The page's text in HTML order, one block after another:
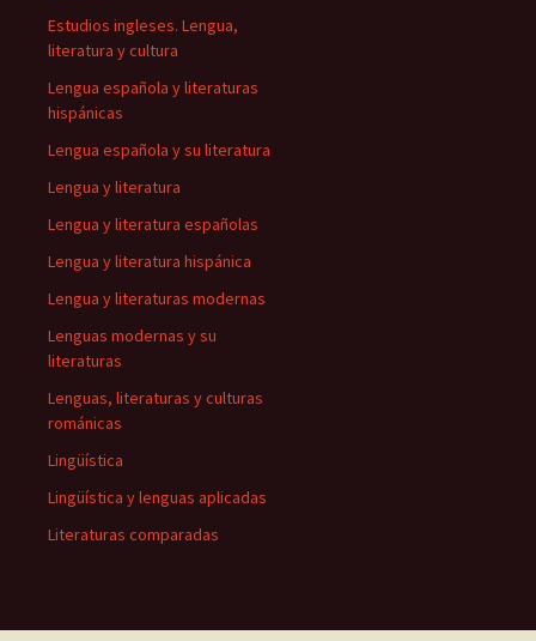
Estudios ingleses. Lengua,
literatura y cultura
Lengua española y literaturas
hispánicas
Lengua española y su literatura
Lengua y literatura
Lengua y literatura españolas
Lengua y literatura hispánica
Lengua y literaturas modernas
Lenguas modernas y su
literaturas
Lenguas, literaturas y culturas
románicas
Lingüística
Lingüística y lenguas aplicadas
Literaturas comparadas